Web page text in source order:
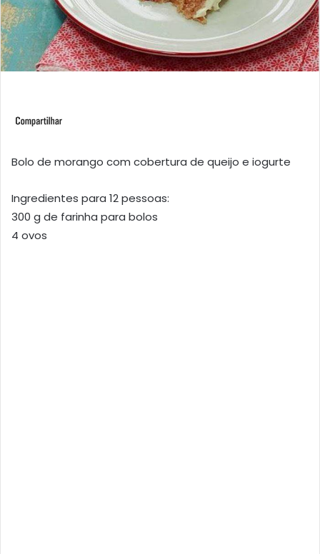
Bolo de morango com cobertura de queijo e iogurte
Ingredientes para 12 pessoas:
300 g de farinha para bolos
4 ovos